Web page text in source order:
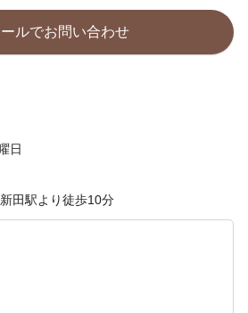
ールでお問い合わせ
日
田駅より徒歩10分